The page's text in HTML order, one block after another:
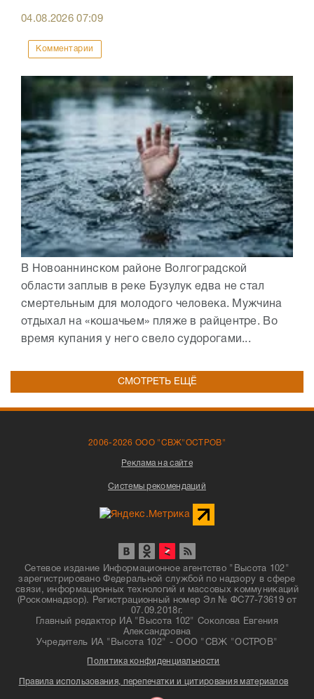
04.08.202607:09
Комментарии
В Новоаннинском районе Волгоградской
области заплыв в реке Бузулук едва не стал
смертельным для молодого человека. Мужчина
отдыхал на «кошачьем» пляже в райцентре. Во
время купания у него свело судорогами...
СМОТРЕТЬ ЕЩЁ
2006-2026 ООО "СВЖ"ОСТРОВ"
Реклама на сайте
Системы рекомендаций
Сетевое издание Информационное агентство "Высота 102"
зарегистрировано Федеральной службой по надзору в сфере
связи, информационных технологий и массовых коммуникаций
(Роскомнадзор). Регистрационный номер Эл № ФС77-73619 от
07.09.2018г.
Главный редактор ИА "Высота 102" Соколова Евгения
Александровна
Учредитель ИА "Высота 102" - ООО "СВЖ "ОСТРОВ"
Политика конфиденциальности
Правила использования, перепечатки и цитирования материалов